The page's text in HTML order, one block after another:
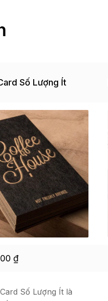
Số Lượng Ít
₫
Số Lượng Ít là